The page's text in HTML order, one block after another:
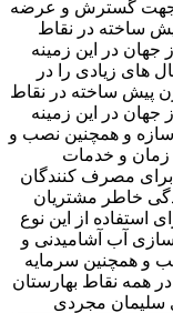
جهت گسترش و عرضه
ساخته در نقاط
جهان در این زمینه
های زیادی را در
پیش ساخته در نقاط
جهان در این زمینه
سازه و همچنین نصب و
زمان و خدمات
مصرف کنندگان
خاطر مشتریان
استفاده از این نوع
آب آشامیدنی و
و همچنین سرمایه
همه نقاط بهارستان